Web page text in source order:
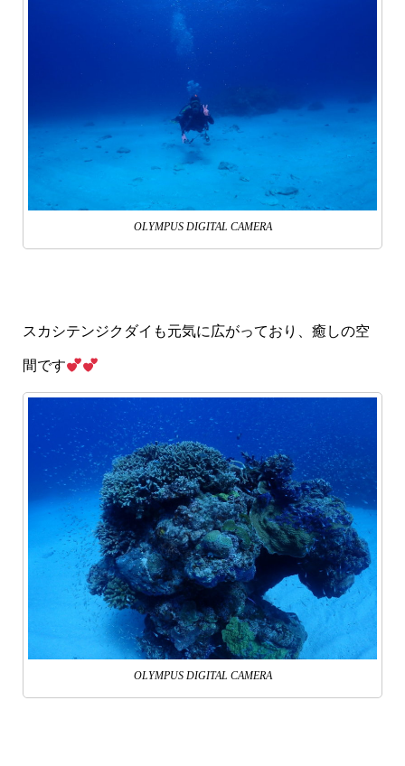
OLYMPUS DIGITAL CAMERA
スカシテンジクダイも元気に広がっており、癒しの空
間です
OLYMPUS DIGITAL CAMERA